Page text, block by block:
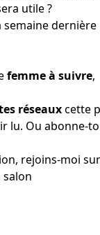
utile ?
dernière
femme à suivre,
réseauxcette
lu. Ou abonne-
rejoins-moi sur